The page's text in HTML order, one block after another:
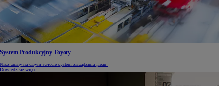
System Produkcyjny Toyoty
Nasz znany na całym świecie system zarządzania „lean”
Dowiedz się więcej